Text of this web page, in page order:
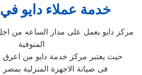
خدمة عملاء دايو في
مركز دايو يعمل على مدار الساعه من
المنوفية
حيث يعتبر مركز خدمة دايو من اعرق
فى صيانة الاجهزة المنزلية